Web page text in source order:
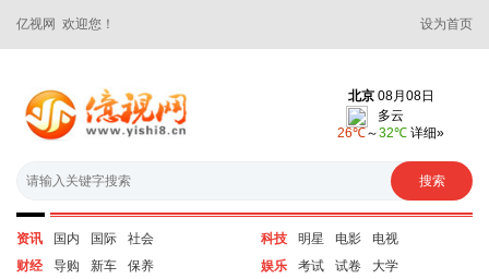
亿视网 欢迎您！ 设为首页
资讯 国内 国际
社会
财经
导购 新车 保养
科技 明星 电影
电视
娱乐
考试 试卷 大学